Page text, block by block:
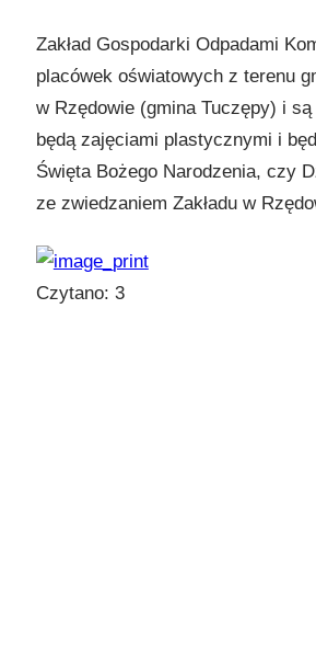
Zakład Gospodarki Odpadami
placówek oświatowych z terenu
w Rzędowie (gmina Tuczępy) i
będą zajęciami plastycznymi i
Święta Bożego Narodzenia, czy
ze zwiedzaniem Zakładu w
Czytano: 3